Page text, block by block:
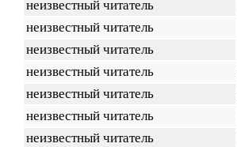
неизвестный читатель
неизвестный читатель
неизвестный читатель
неизвестный читатель
неизвестный читатель
неизвестный читатель
неизвестный читатель